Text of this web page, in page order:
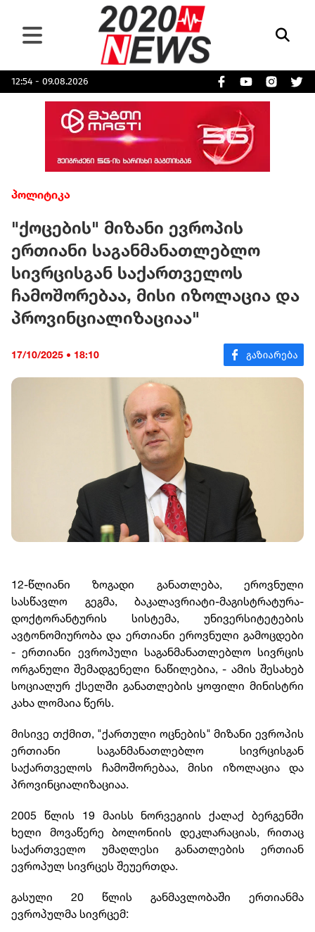
12:54 - 09.08.2026
პოლიტიკა
"ქოცების" მიზანი ევროპის
ერთიანი საგანმანათლებლო
სივრცისგან საქართველოს
ჩამოშორებაა, მისი იზოლაცია და
პროვინციალიზაციაა"
17/10/2025 • 18:10
12-წლიანი ზოგადი განათლება, ეროვნული
სასწავლო გეგმა, ბაკალავრიატი-მაგისტრატურა-
დოქტორანტურის სისტემა, უნივერსიტეტების
ავტონომიურობა და ერთიანი ეროვნული გამოცდები
- ერთიანი ევროპული საგანმანათლებლო სივრცის
ორგანული შემადგენელი ნაწილებია, - ამის შესახებ
სოციალურ ქსელში განათლების ყოფილი მინისტრი
კახა ლომაია წერს.
მისივე თქმით, "ქართული ოცნების" მიზანი ევროპის
ერთიანი საგანმანათლებლო სივრცისგან
საქართველოს ჩამოშორებაა, მისი იზოლაცია და
პროვინციალიზაციაა.
2005 წლის 19 მაისს ნორვეგიის ქალაქ ბერგენში
ხელი მოვაწერე ბოლონიის დეკლარაციას, რითაც
საქართველო უმაღლესი განათლების ერთიან
ევროპულ სივრცეს შეუერთდა.
გასული 20 წლის განმავლობაში ერთიანმა
ევროპულმა სივრცემ: